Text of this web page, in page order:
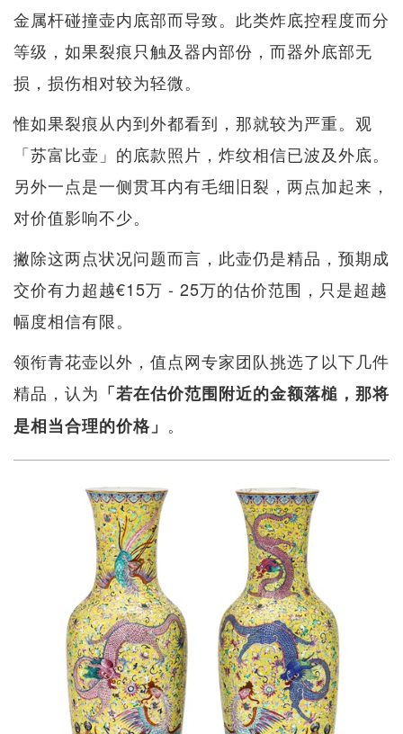
金属杆碰撞壶内底部而导致。此类炸底控程度而分
等级，如果裂痕只触及器内部份，而器外底部无
损，损伤相对较为轻微。
惟如果裂痕从内到外都看到，那就较为严重。观
「苏富比壶」的底款照片，炸纹相信已波及外底。
另外一点是一侧贯耳内有毛细旧裂，两点加起来，
对价值影响不少。
撇除这两点状况问题而言，此壶仍是精品，预期成
交价有力超越€15万 - 25万的估价范围，只是超越
幅度相信有限。
领衔青花壶以外，值点网专家团队挑选了以下几件
精品，认为 「若在估价范围附近的金额落槌，那将
是相当合理的价格」 。